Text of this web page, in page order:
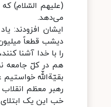
(علیهم السّلام)
می‌دهد.
دیشب قطعاً
را با خدا آشنا
هم در کلّ جامعه
بقیّة‌اللّه
رهبر معظم
خب این یک